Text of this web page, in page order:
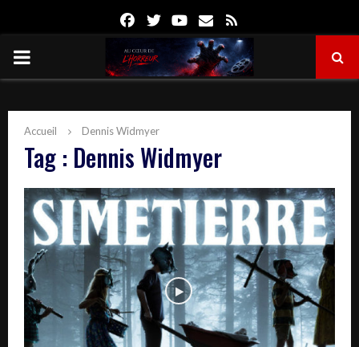
FacebookTwitterYoutube
Email
PRIMARY
Accueil Dennis Widmyer
Tag : Dennis Widmyer